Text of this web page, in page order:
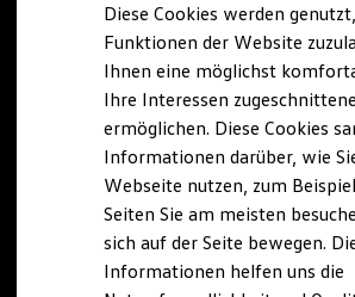
Für Privatkunden
Für Gewerbekunden
Leasing
Für Privatkunden
Für Gewerbekunden
Versicherungen & Garantien
Garantien
Kfz-Versicherung für
Restschuldversicherung
Wartungsverträge
Besitzer & Service
Reparatur & Service
Sommer-Special
Diese Cookies werden
Funktionen der Website
Ihnen eine möglichst
Ihre Interessen
ermöglichen. Diese Cookies
Informationen darüber, wie
Webseite nutzen, zum
Seiten Sie am meisten
sich auf der Seite bewegen.
Informationen helfen uns die